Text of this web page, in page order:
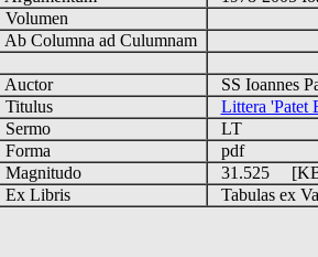
Volumen
Ab Columna ad Culumnam
Auctor
SS Ioannes
Titulus
Littera 'Patet
Sermo
LT
Forma
pdf
Magnitudo
31.525
Ex Libris
Tabulas ex